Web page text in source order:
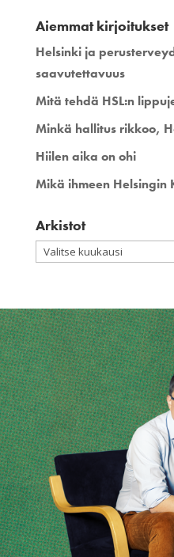
Aiemmat kirjoitukset
Helsinki ja
saavutettavuus
Mitä tehdä HSL:n
Minkä hallitus rikkoo,
Hiilen aika on ohi
Mikä ihmeen Helsingin
Arkistot
Arkistot